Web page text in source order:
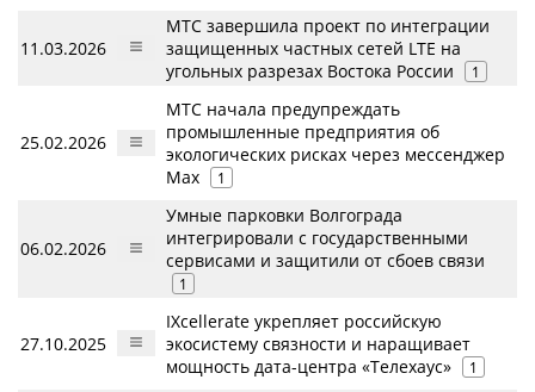
11.03.2026
МТС завершила проект по интеграции
защищенных частных сетей LTE на
угольных разрезах Востока России
1
25.02.2026
МТС начала предупреждать
промышленные предприятия об
экологических рисках через мессенджер
Max
1
06.02.2026
Умные парковки Волгограда
интегрировали с государственными
сервисами и защитили от сбоев связи
1
27.10.2025
IXcellerate укрепляет российскую
экосистему связности и наращивает
мощность дата-центра «Телехаус»
1